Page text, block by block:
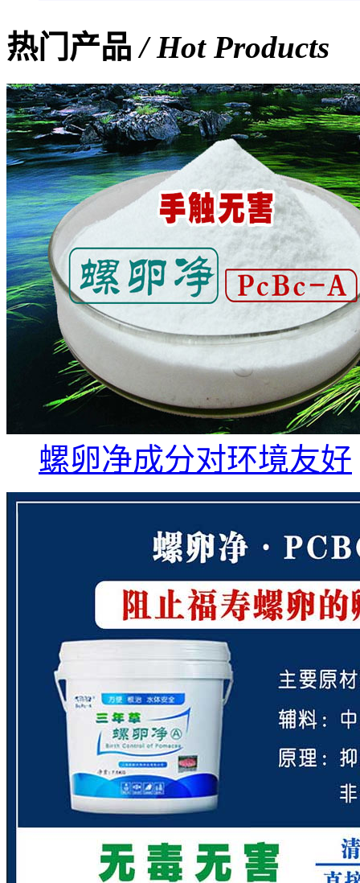
热门产品/ Hot Products
螺卵净成分对环境友好